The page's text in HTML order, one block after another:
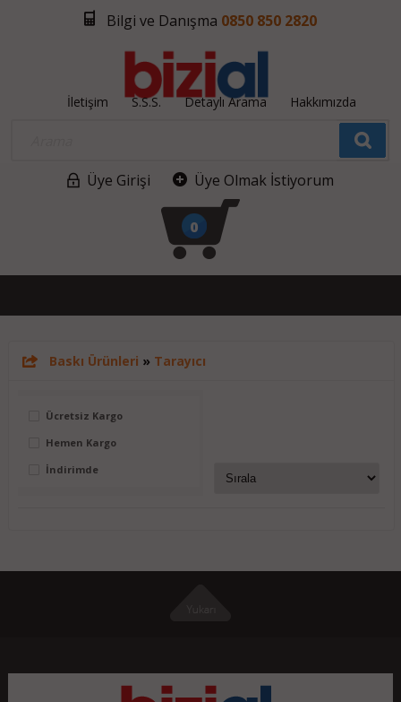
Bilgi ve Danışma 0850 850 2820
İletişim S.S.S. Detaylı Arama Hakkımızda
Üye Girişi Üye Olmak İstiyorum
0
Baskı Ürünleri » Tarayıcı
Ücretsiz Kargo
Hemen Kargo
İndirimde